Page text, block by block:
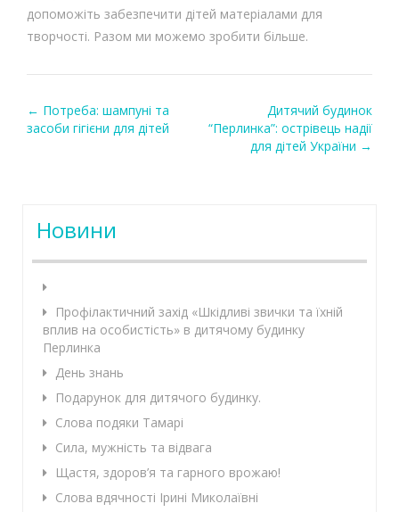
допоможіть забезпечити дітей матеріалами для
творчості. Разом ми можемо зробити більше.
Post navigation
← Потреба: шампуні та
засоби гігієни для дітей
Дитячий будинок
“Перлинка”: острівець надії
для дітей України →
Новини
Профілактичний захід «Шкідливі звички та їхній
вплив на особистість» в дитячому будинку
Перлинка
День знань
Подарунок для дитячого будинку.
Слова подяки Тамарі
Сила, мужність та відвага
Щастя, здоров’я та гарного врожаю!
Слова вдячності Ірині Миколаївні